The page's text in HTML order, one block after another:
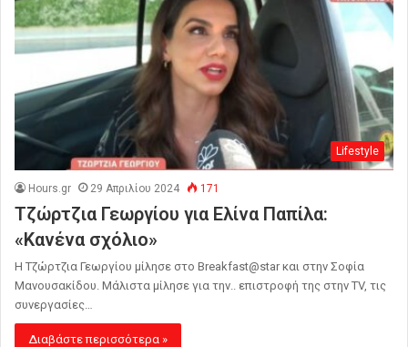
Lifestyle
Hours.gr 29 Απριλίου 2024 171
Τζώρτζια Γεωργίου για Ελίνα Παπίλα:
«Κανένα σχόλιο»
Η Τζώρτζια Γεωργίου μίλησε στο Breakfast@star και στην Σοφία
Μανουσακίδου. Μάλιστα μίλησε για την.. επιστροφή της στην TV, τις
συνεργασίες…
Διαβάστε περισσότερα »